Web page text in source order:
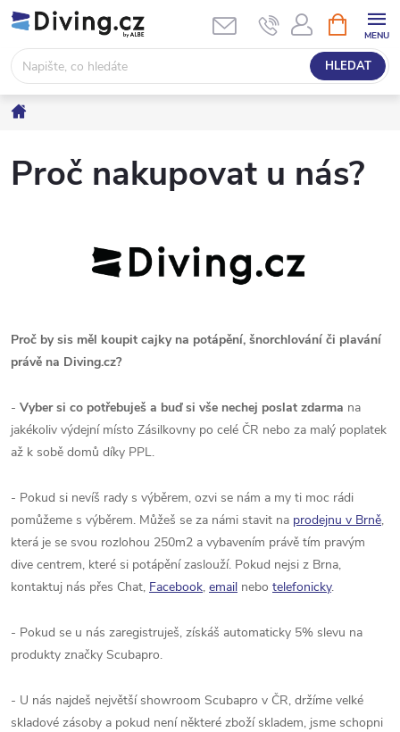
Přejít
na
obsah
HLEDAT
NÁKUPNÍ
KOŠÍK
Proč nakupovat u nás?
Proč by sis měl koupit cajky na potápění, šnorchlování či plavání
právě na Diving.cz?
- Vyber si co potřebuješ a buď si vše nechej poslat zdarma na
jakékoliv výdejní místo Zásilkovny po celé ČR nebo za malý poplatek
až k sobě domů díky PPL.
- Pokud si nevíš rady s výběrem, ozvi se nám a my ti moc rádi
pomůžeme s výběrem. Můžeš se za námi stavit na prodejnu v Brně,
která je se svou rozlohou 250m2 a vybavením právě tím pravým
dive centrem, které si potápění zaslouží. Pokud nejsi z Brna,
kontaktuj nás přes Chat, Facebook, email nebo telefonicky.
- Pokud se u nás zaregistruješ, získáš automaticky 5% slevu na
produkty značky Scubapro.
- U nás najdeš největší showroom Scubapro v ČR, držíme velké
skladové zásoby a pokud není některé zboží skladem, jsme schopni